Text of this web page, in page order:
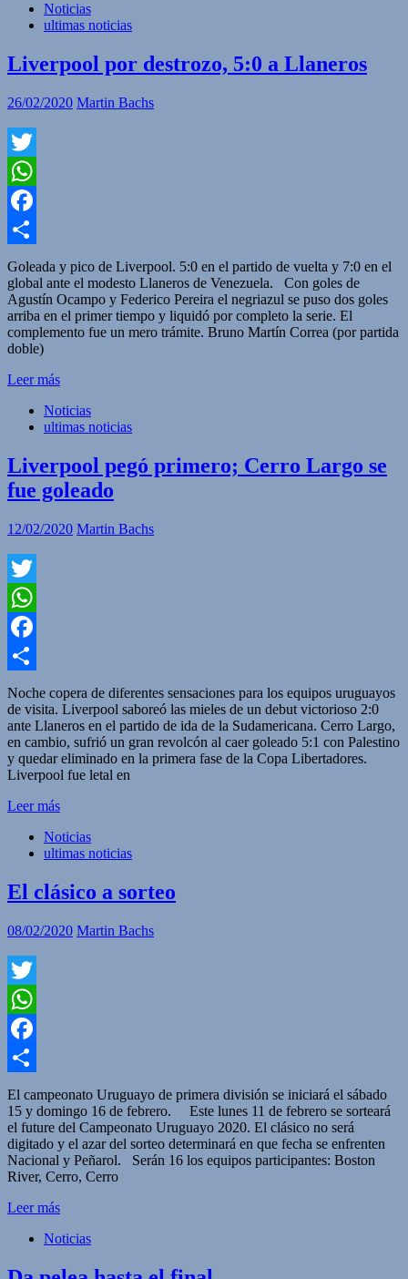
Noticias
ultimas noticias
Liverpool por destrozo, 5:0 a Llaneros
26/02/2020 Martin Bachs
Twitter
WhatsApp
Facebook
Compartir
Goleada y pico de Liverpool. 5:0 en el partido de vuelta y 7:0 en el
global ante el modesto Llaneros de Venezuela. Con goles de
Agustín Ocampo y Federico Pereira el negriazul se puso dos goles
arriba en el primer tiempo y liquidó por completo la serie. El
complemento fue un mero trámite. Bruno Martín Correa (por partida
doble)
Leer más
Noticias
ultimas noticias
Liverpool pegó primero; Cerro Largo se
fue goleado
12/02/2020 Martin Bachs
Twitter
WhatsApp
Facebook
Compartir
Noche copera de diferentes sensaciones para los equipos uruguayos
de visita. Liverpool saboreó las mieles de un debut victorioso 2:0
ante Llaneros en el partido de ida de la Sudamericana. Cerro Largo,
en cambio, sufrió un gran revolcón al caer goleado 5:1 con Palestino
y quedar eliminado en la primera fase de la Copa Libertadores.
Liverpool fue letal en
Leer más
Noticias
ultimas noticias
El clásico a sorteo
08/02/2020 Martin Bachs
Twitter
WhatsApp
Facebook
Compartir
El campeonato Uruguayo de primera división se iniciará el sábado
15 y domingo 16 de febrero. Este lunes 11 de febrero se sorteará
el future del Campeonato Uruguayo 2020. El clásico no será
digitado y el azar del sorteo determinará en que fecha se enfrenten
Nacional y Peñarol. Serán 16 los equipos participantes: Boston
River, Cerro, Cerro
Leer más
Noticias